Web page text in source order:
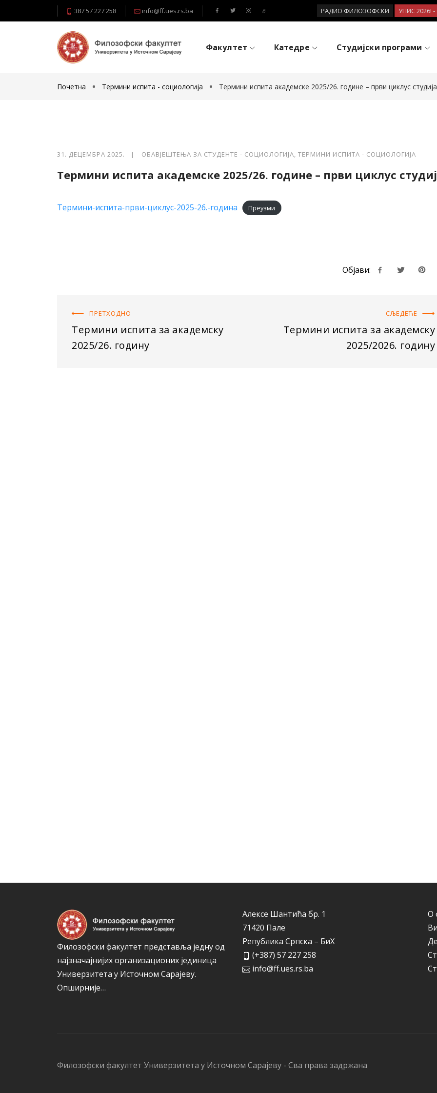
387 57 227 258 info@ff.ues.rs.ba РАДИО ФИЛОЗОФСКИ УПИС 2026!
Факултет Катедре Студијски програми
Почетна Термини испита - социологија Термини испита академске 2025/26. године – први циклус студија
31. ДЕЦЕМБРА 2025. | ОБАВЈЕШТЕЊА ЗА СТУДЕНТЕ - СОЦИОЛОГИЈА, ТЕРМИНИ ИСПИТА - СОЦИОЛОГИЈА
Термини испита академске 2025/26. године – први циклус
Термини-испита-први-циклус-2025-26.-година Преузми
Објави:
ПРЕТХОДНO
Термини испита за академску
2025/26. годину
СЉЕДЕЋE
Термини испита за академску
2025/2026. годину
Филозофски факултет представља једну од
најзначајнијих организационих јединица
Универзитета у Источном Сарајеву.
Опширније…
Алексе Шантића бр. 1
71420 Пале
Република Српска – БиХ
(+387) 57 227 258
info@ff.ues.rs.ba
О
Филозофски факултет Универзитета у Источном Сарајеву - Сва права задржана